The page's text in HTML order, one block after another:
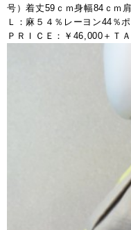
号）着丈59ｃｍ身幅84ｃｍ
Ｌ：麻５４％レーヨン44％
ＰＲＩＣＥ：￥46,000＋ＴＡ